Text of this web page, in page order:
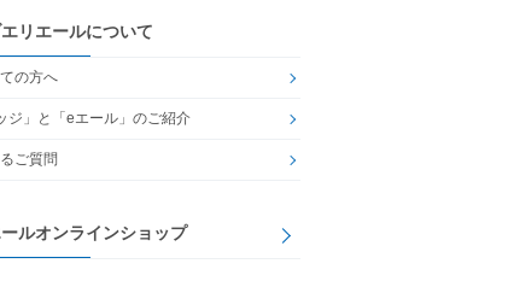
リエールについて
の方へ
ジ」と「eエール」のご紹介
ご質問
ルオンラインショップ